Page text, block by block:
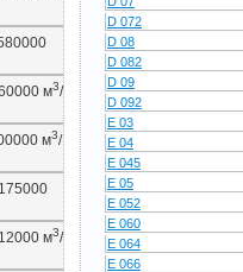
D 072
D 08
D 082
D 09
D 092
E 03
E 04
E 045
E 05
E 052
E 060
E 064
E 066
м3/
м3/
м3/